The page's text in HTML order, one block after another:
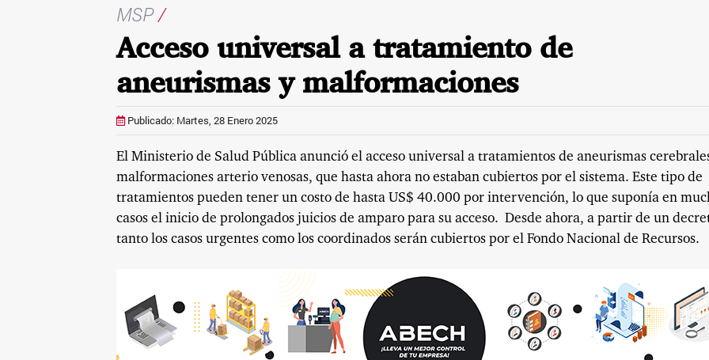
MSP/
Acceso universal a tratamiento de
aneurismas y malformaciones
Publicado: Martes, 28 Enero 2025
El Ministerio de Salud Pública anunció el acceso universal a tratamientos de aneurismas
malformaciones arterio venosas, que hasta ahora no estaban cubiertos por el sistema. Este tipo de
tratamientos pueden tener un costo de hasta US$ 40.000 por intervención, lo que suponía en
casos el inicio de prolongados juicios de amparo para su acceso. Desde ahora, a partir de un
tanto los casos urgentes como los coordinados serán cubiertos por el Fondo Nacional de Recursos.